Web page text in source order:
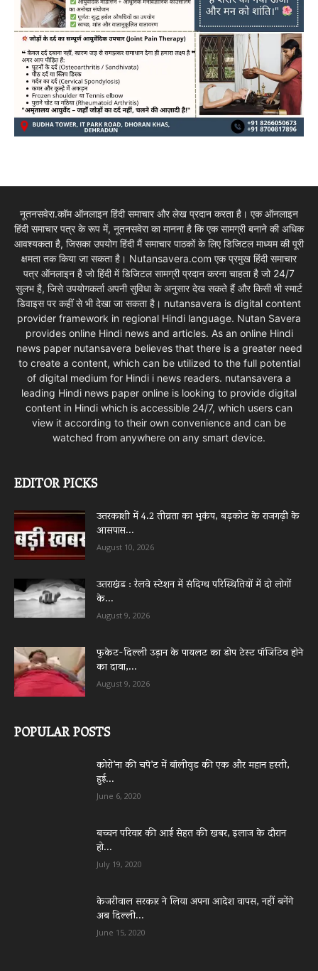
नूतनसवेरा.कॉम ऑनलाइन हिंदी समाचार और लेख प्रदान करता है। एक ऑनलाइन
हिंदी समाचार पत्र के रूप में, नूतनसवेरा का मानना है कि एक सामग्री बनाने की अधिक
आवश्यकता है, जिसका उपयोग हिंदी मैं समाचार पाठकों के लिए डिजिटल माध्यम की पूरी
क्षमता तक किया जा सकता है। Nutansavera.com एक प्रमुख हिंदी समाचार
पत्र ऑनलाइन है जो हिंदी में डिजिटल सामग्री प्रदान करना चाहता है जो 24/7
सुलभ है, जिसे उपयोगकर्ता अपनी सुविधा के अनुसार देख सकते हैं और किसी भी स्मार्ट
डिवाइस पर कहीं से भी देखा जा सकता है। nutansavera is digital content
provider framework in regional Hindi language. Nutan Savera
provides online Hindi news and articles. As an online Hindi
news paper nutansavera believes that there is a greater need
to create a content, which can be utilized to the full potential
of digital medium for Hindi i news readers. nutansavera a
leading Hindi news paper online is looking to provide digital
content in Hindi which is accessible 24/7, which users can
view it according to their own convenience and can be
watched from anywhere on any smart device.
EDITOR PICKS
उत्तरकाशी में 4.2 तीव्रता का भूकंप, बड़कोट के राजगढ़ी के
आसपास...
August 10, 2026
उत्तराखंड : रेलवे स्टेशन में संदिग्ध परिस्थितियों में दो लोगों
के...
August 9, 2026
फुकेट-दिल्ली उड़ान के पायलट का डोप टेस्ट पॉजिटिव होने
का दावा,...
August 9, 2026
POPULAR POSTS
कोरो’ना की चपे’ट में बॉलीवुड की एक और महान हस्ती,
हुई...
June 6, 2020
बच्चन परिवार की आई सेहत की खबर, इलाज के दौरान
हो...
July 19, 2020
केजरीवाल सरकार ने लिया अपना आदेश वापस, नहीं बनेंगे
अब दिल्ली...
June 15, 2020